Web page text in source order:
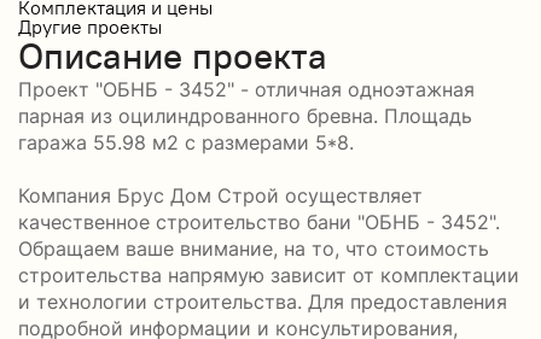
Комплектация и цены
Другие проекты
Описание проекта
Проект "ОБНБ - 3452" - отличная одноэтажная
парная из оцилиндрованного бревна. Площадь
гаража 55.98 м2 с размерами 5*8.
Компания Брус Дом Строй осуществляет
качественное строительство бани "ОБНБ - 3452".
Обращаем ваше внимание, на то, что стоимость
строительства напрямую зависит от комплектации
и технологии строительства. Для предоставления
подробной информации и консультирования,